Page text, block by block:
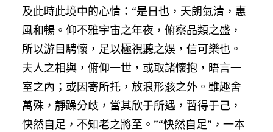
及此時此境中的心情：“是日也，天朗氣清，惠
風和暢。仰不雅宇宙之年夜，俯察品類之盛，
所以游目騁懷，足以極視聽之娛，信可樂也。
夫人之相與，俯仰一世，或取諸懷抱，晤言一
室之內；或因寄所托，放浪形骸之外。雖趣舍
萬殊，靜躁分歧，當其欣于所遇，暫得于己，
快然自足，不知老之將至。”“快然自足”，一本